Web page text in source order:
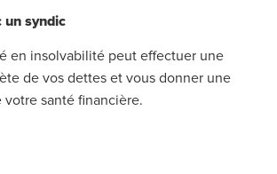
un syndic
en insolvabilité peut effectuer une
de vos dettes et vous donner une
santé financière.